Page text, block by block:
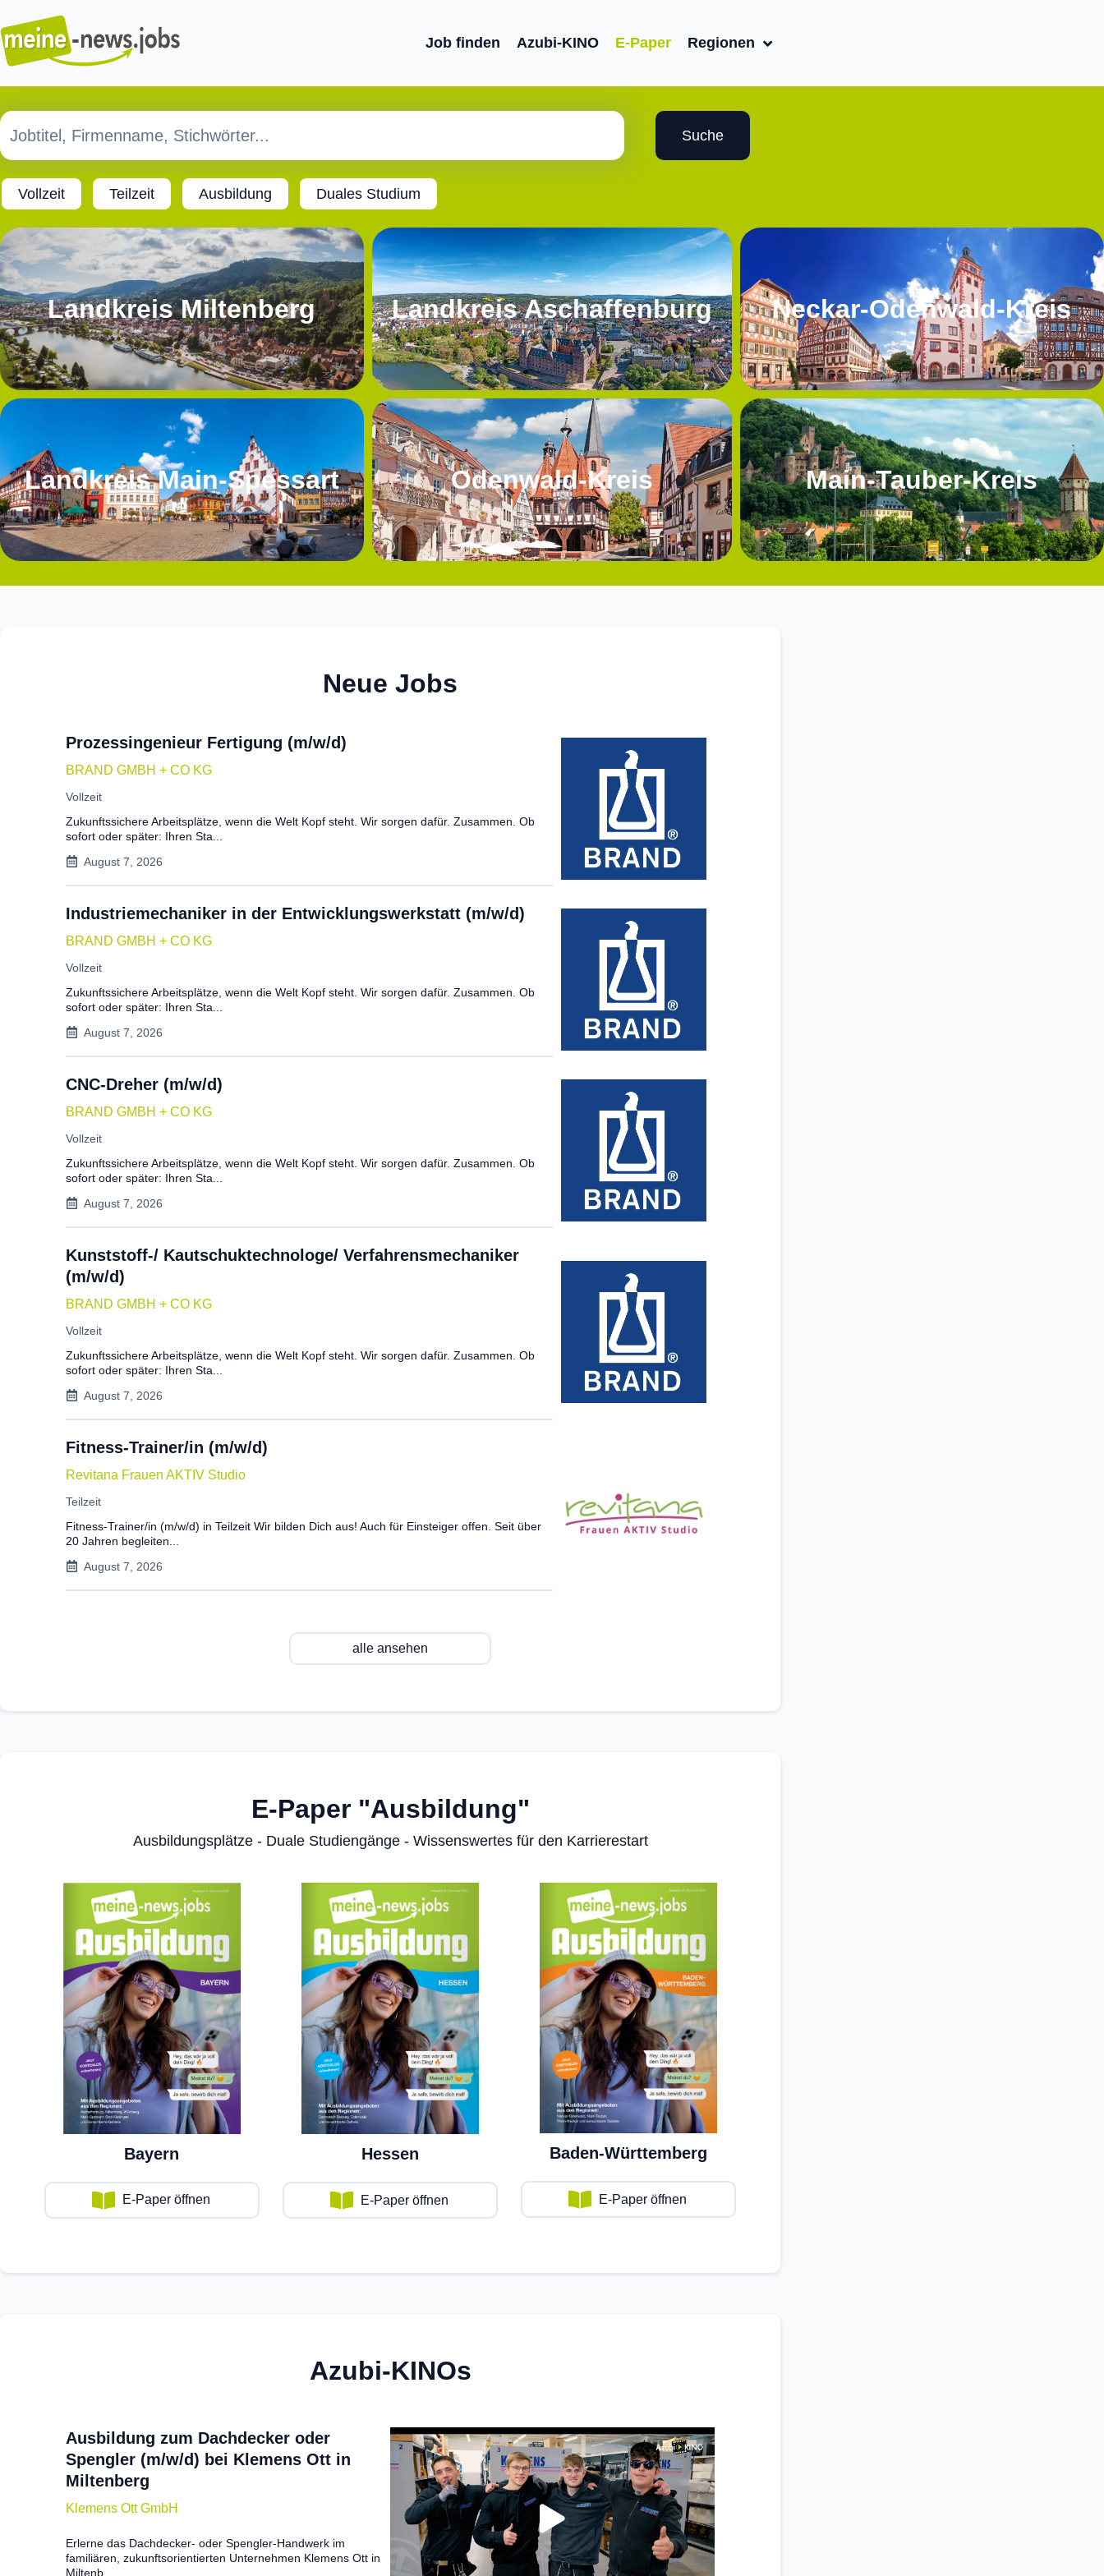
Job finden Azubi-KINO E-Paper Regionen
Suche
Vollzeit Teilzeit Ausbildung Duales Studium
Landkreis Miltenberg Landkreis Aschaffenburg Neckar-Odenwald-Kreis
Landkreis Main-Spessart Odenwald-Kreis Main-Tauber-Kreis
Neue Jobs
Prozessingenieur Fertigung (m/w/d)
BRAND GMBH + CO KG
Vollzeit
Zukunftssichere Arbeitsplätze, wenn die Welt Kopf steht. Wir sorgen dafür. Zusammen. Ob
sofort oder später: Ihren Sta...
August 7, 2026
Industriemechaniker in der Entwicklungswerkstatt (m/w/d)
BRAND GMBH + CO KG
Vollzeit
Zukunftssichere Arbeitsplätze, wenn die Welt Kopf steht. Wir sorgen dafür. Zusammen. Ob
sofort oder später: Ihren Sta...
August 7, 2026
CNC-Dreher (m/w/d)
BRAND GMBH + CO KG
Vollzeit
Zukunftssichere Arbeitsplätze, wenn die Welt Kopf steht. Wir sorgen dafür. Zusammen. Ob
sofort oder später: Ihren Sta...
August 7, 2026
Kunststoff-/ Kautschuktechnologe/ Verfahrensmechaniker
(m/w/d)
BRAND GMBH + CO KG
Vollzeit
Zukunftssichere Arbeitsplätze, wenn die Welt Kopf steht. Wir sorgen dafür. Zusammen. Ob
sofort oder später: Ihren Sta...
August 7, 2026
Fitness-Trainer/in (m/w/d)
Revitana Frauen AKTIV Studio
Teilzeit
Fitness-Trainer/in (m/w/d) in Teilzeit Wir bilden Dich aus! Auch für Einsteiger offen. Seit über
20 Jahren begleiten...
August 7, 2026
alle ansehen
E-Paper "Ausbildung"
Ausbildungsplätze - Duale Studiengänge - Wissenswertes für den Karrierestart
Bayern
E-Paper öffnen
Hessen
E-Paper öffnen
Baden-Württemberg
E-Paper öffnen
Azubi-KINOs
Ausbildung zum Dachdecker oder
Spengler (m/w/d) bei Klemens Ott in
Miltenberg
Klemens Ott GmbH
Erlerne das Dachdecker- oder Spengler-Handwerk im
familiären, zukunftsorientierten Unternehmen Klemens Ott in
Miltenb...